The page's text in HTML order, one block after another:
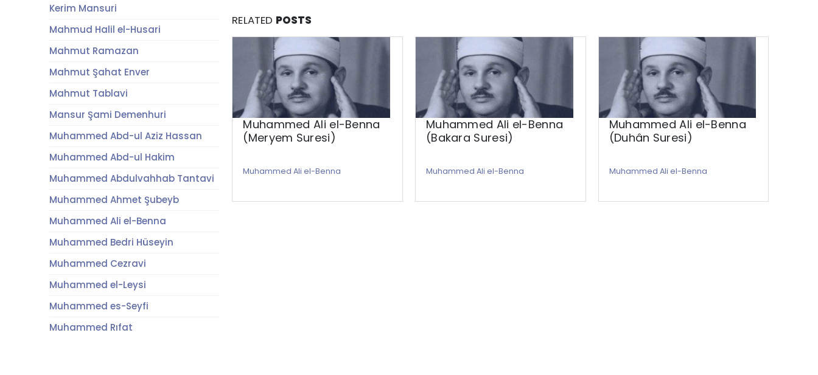
RELATED POSTS
Muhammed Ali el-Benna
(Meryem Suresi)
Muhammed Ali el-Benna
Muhammed Ali el-Benna
(Bakara Suresi)
Muhammed Ali el-Benna
Muhammed Ali el-Benna
(Duhân Suresi)
Muhammed Ali el-Benna
Kerim Mansuri
Mahmud Halil el-Husari
Mahmut Ramazan
Mahmut Şahat Enver
Mahmut Tablavi
Mansur Şami Demenhuri
Muhammed Abd-ul Aziz Hassan
Muhammed Abd-ul Hakim
Muhammed Abdulvahhab Tantavi
Muhammed Ahmet Şubeyb
Muhammed Ali el-Benna
Muhammed Bedri Hüseyin
Muhammed Cezravi
Muhammed el-Leysi
Muhammed es-Seyfi
Muhammed Rıfat